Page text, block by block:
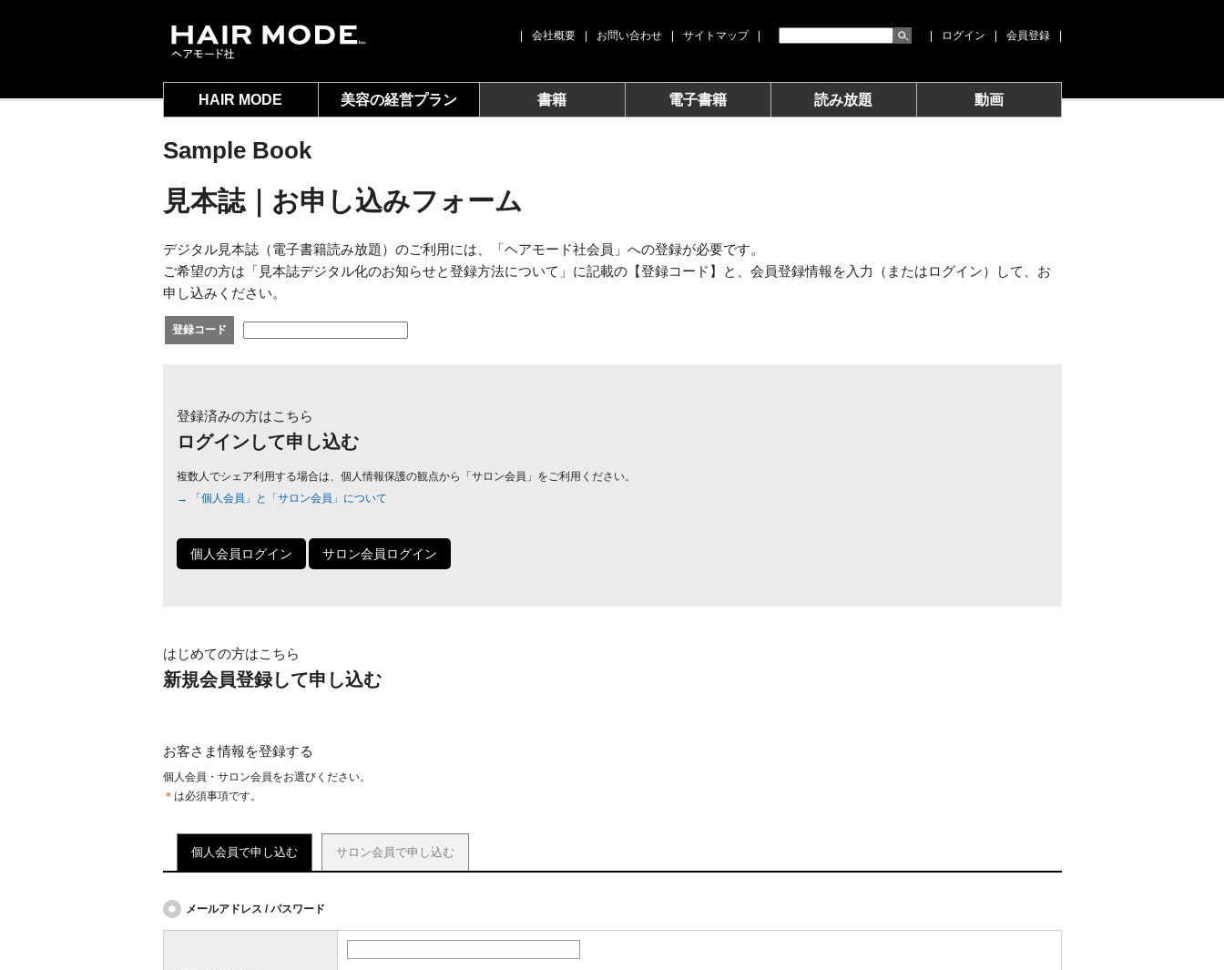
会社概要 お問い合わせ サイトマップ ログイン 会員登録
HAIR MODE 美容の経営プラン 書籍 電子書籍 読み放題 動画
Sample Book
見本誌｜お申し込みフォーム
デジタル見本誌（電子書籍読み放題）のご利用には、「ヘアモード社会員」への登録が必要です。
ご希望の方は「見本誌デジタル化のお知らせと登録方法について」に記載の【登録コード】と、会員登録情報を入力（またはログイン）して、お
申し込みください。
登録コード
登録済みの方はこちら
ログインして申し込む
複数人でシェア利用する場合は、個人情報保護の観点から「サロン会員」をご利用ください。
→ 「個人会員」と「サロン会員」について
個人会員ログイン サロン会員ログイン
はじめての方はこちら
新規会員登録して申し込む
お客さま情報を登録する
個人会員・サロン会員をお選びください。
＊ は必須事項です。
個人会員で申し込む サロン会員で申し込む
メールアドレス / パスワード